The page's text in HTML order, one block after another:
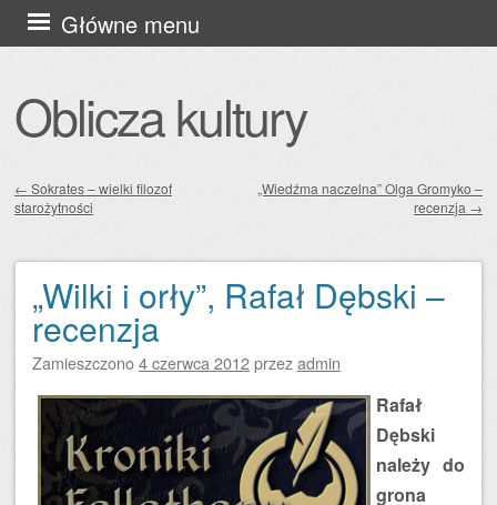
Oblicza kultury
Główne menu
Przejdź
do
Zobacz wpisy
← Sokrates – wielki filozof
starożytności
„Wiedźma naczelna” Olga Gromyko –
recenzja →
„Wilki i orły”, Rafał Dębski –
recenzja
Zamieszczono4 czerwca 2012przezadmin
Rafał
Dębski
należy do
grona